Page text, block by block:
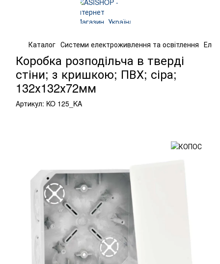
Каталог Системи електроживлення та освітлення
Коробка розподільча в тверді
стіни; з кришкою; ПВХ; сіра;
132х132х72мм
Артикул: KO 125_KA